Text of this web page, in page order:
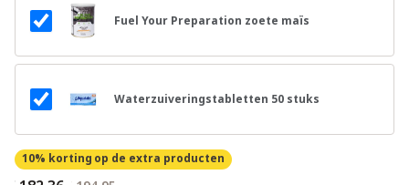
Fuel Your Preparation zoete maïs
Waterzuiveringstabletten 50 stuks
10% korting op de extra producten